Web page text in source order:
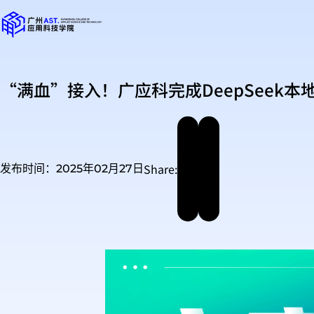
“满血”接入！广应科完成DeepSeek本
发布时间：2025年02月27日 Share: